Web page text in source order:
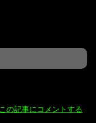
この記事にコメントする